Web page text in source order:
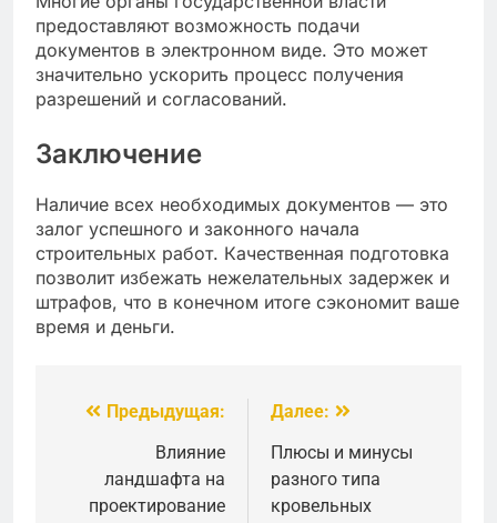
предоставляют возможность подачи
документов в электронном виде. Это может
значительно ускорить процесс получения
разрешений и согласований.
Заключение
Наличие всех необходимых документов — это
залог успешного и законного начала
строительных работ. Качественная подготовка
позволит избежать нежелательных задержек и
штрафов, что в конечном итоге сэкономит ваше
время и деньги.
Навигация
записям
Предыдущая:
Влияние
ландшафта на
проектирование
Далее:
Плюсы и минусы
разного типа
кровельных